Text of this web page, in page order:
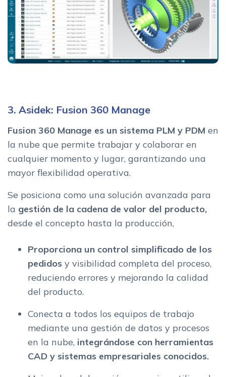
3. Asidek: Fusion 360 Manage
Fusion 360 Manage es un sistema PLM y PDM en
la nube que permite trabajar y colaborar en
cualquier momento y lugar, garantizando una
mayor flexibilidad operativa.
Se posiciona como una solución avanzada para
la gestión de la cadena de valor del producto,
desde el concepto hasta la producción,
Proporciona un control simplificado de los
pedidos y visibilidad completa del proceso,
reduciendo errores y mejorando la calidad
del producto.
Conecta a todos los equipos de trabajo
mediante una gestión de datos y procesos
en la nube, integrándose con herramientas
CAD y sistemas empresariales conocidos.